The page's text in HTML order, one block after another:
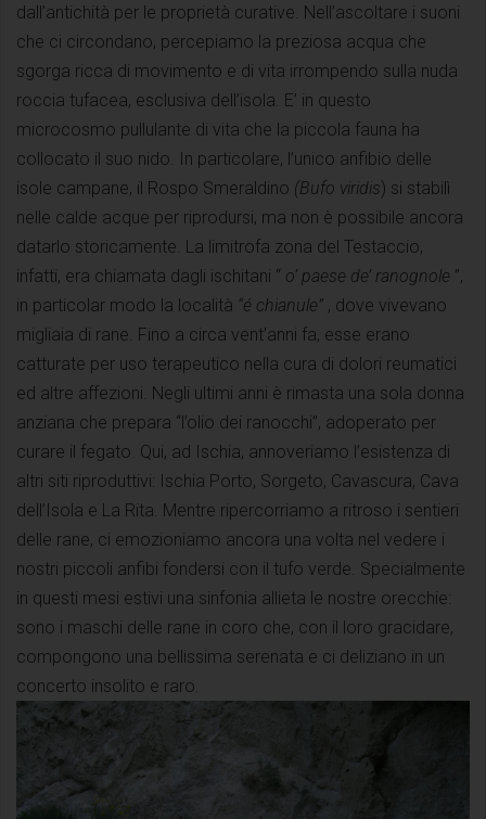
dall’antichità per le proprietà curative. Nell’ascoltare i suoni
che ci circondano, percepiamo la preziosa acqua che
sgorga ricca di movimento e di vita irrompendo sulla nuda
roccia tufacea, esclusiva dell’isola. E’ in questo
microcosmo pullulante di vita che la piccola fauna ha
collocato il suo nido. In particolare, l’unico anfibio delle
isole campane, il Rospo Smeraldino (Bufo viridis) si stabilì
nelle calde acque per riprodursi, ma non è possibile ancora
datarlo storicamente. La limitrofa zona del Testaccio,
infatti, era chiamata dagli ischitani “ o’ paese de’ ranognole ”,
in particolar modo la località “é chianule” , dove vivevano
migliaia di rane. Fino a circa vent’anni fa, esse erano
catturate per uso terapeutico nella cura di dolori reumatici
ed altre affezioni. Negli ultimi anni è rimasta una sola donna
anziana che prepara “l’olio dei ranocchi”, adoperato per
curare il fegato. Qui, ad Ischia, annoveriamo l’esistenza di
altri siti riproduttivi: Ischia Porto, Sorgeto, Cavascura, Cava
dell’Isola e La Rita. Mentre ripercorriamo a ritroso i sentieri
delle rane, ci emozioniamo ancora una volta nel vedere i
nostri piccoli anfibi fondersi con il tufo verde. Specialmente
in questi mesi estivi una sinfonia allieta le nostre orecchie:
sono i maschi delle rane in coro che, con il loro gracidare,
compongono una bellissima serenata e ci deliziano in un
concerto insolito e raro.